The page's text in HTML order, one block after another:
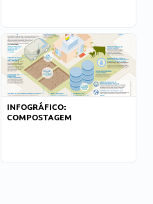
INFOGRÁFICO:
COMPOSTAGEM